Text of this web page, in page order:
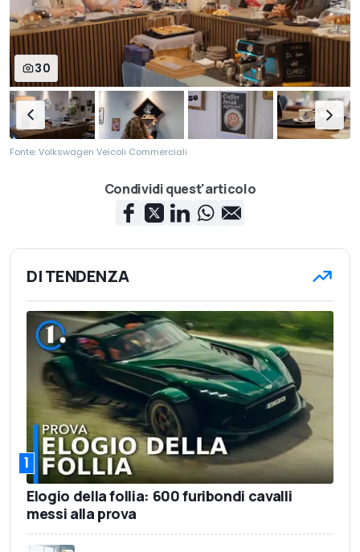
30
Fonte: Volkswagen Veicoli Commerciali
Condividi quest'articolo
DI TENDENZA
1
Elogio della follia: 600 furibondi cavalli
messi alla prova